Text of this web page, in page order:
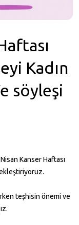
Kadın
söyleşi
Kanser Haftası
teşhisin önemi ve